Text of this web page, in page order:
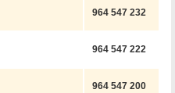
964 547 232
964 547 222
964 547 200